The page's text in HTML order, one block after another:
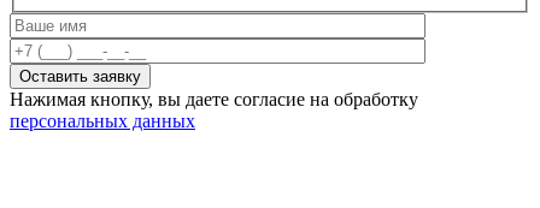
Нажимая кнопку, вы даете согласие на обработку
персональных данных